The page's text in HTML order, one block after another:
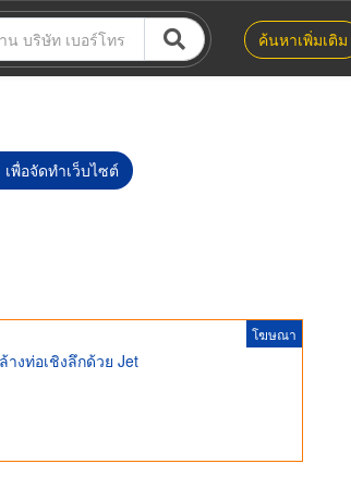
ค้นหาเพิ่มเติม
พื่อจัดทำเว็บไซต์
โฆษณา
งท่อเชิงลึกด้วย Jet